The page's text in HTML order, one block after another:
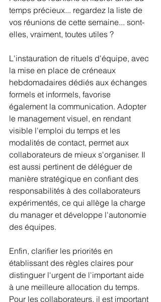
temps précieux... regardez la liste de
vos réunions de cette semaine... sont-
elles, vraiment, toutes utiles ?
L'instauration de rituels d'équipe, avec
la mise en place de créneaux
hebdomadaires dédiés aux échanges
formels et informels, favorise
également la communication. Adopter
le management visuel, en rendant
visible l'emploi du temps et les
modalités de contact, permet aux
collaborateurs de mieux s'organiser. Il
est aussi pertinent de déléguer de
manière stratégique en confiant des
responsabilités à des collaborateurs
expérimentés, ce qui allège la charge
du manager et développe l'autonomie
des équipes.
Enfin, clarifier les priorités en
établissant des règles claires pour
distinguer l'urgent de l'important aide
à une meilleure allocation du temps.
Pour les collaborateurs, il est important